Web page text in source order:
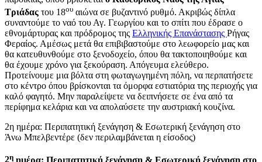
Τριάδας του 18ου αιώνα σε βυζαντινό ρυθμό. Ακριβώς δίπλα
συναντούμε το ναό του Αγ. Γεωργίου και το σπίτι που έδρασε ο
εθνομάρτυρας και πρόδρομος της Ελληνικής Επανάστασης Ρήγας
Φεραίος. Αμέσως μετά θα επιβιβαστούμε στο λεωφορείο μας και
θα κατευθυνθούμε στο ξενοδοχείο, όπου θα τακτοποιηθούμε και
θα έχουμε χρόνο για ξεκούραση. Απόγευμα ελεύθερο.
Προτείνουμε μια βόλτα στη φωταγωγημένη πόλη, να περπατήσετε
στο κέντρο όπου βρίσκονται τα όμορφα εστιατόρια της περιοχής για
καλό φαγητό. Μην παραλείψετε να δειπνήσετε σε ένα από τα
περίφημα κελάρια και να απολαύσετε την αυστριακή κουζίνα.
2η ημέρα: Περιπατητική ξενάγηση & Εσωτερική ξενάγηση στο
Άνω Μπελβεντέρε (δεν περιλαμβάνεται η είσοδος)
2η ημέρα: Περιπατητική ξενάγηση & Εσωτερική ξενάγηση στο